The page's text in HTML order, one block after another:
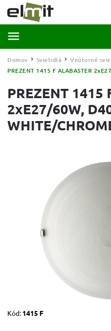
Domov / Svietidlá / Vnútorné
PREZENT 1415 F ALABASTER
PREZENT 1415
2xE27/60W,
WHITE/
Kód: 1415 F